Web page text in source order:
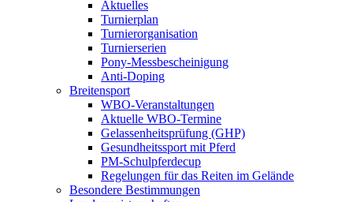
Aktuelles
Turnierplan
Turnierorganisation
Turnierserien
Pony-Messbescheinigung
Anti-Doping
Breitensport
WBO-Veranstaltungen
Aktuelle WBO-Termine
Gelassenheitsprüfung (GHP)
Gesundheitssport mit Pferd
PM-Schulpferdecup
Regelungen für das Reiten im Gelände
Besondere Bestimmungen